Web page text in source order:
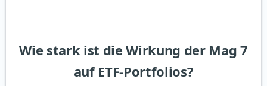
Wie stark ist die Wirkung der Mag 7
auf ETF-Portfolios?